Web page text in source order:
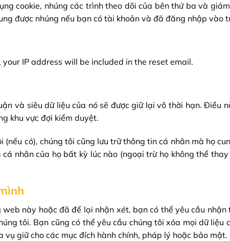
cookie, nhúng các trình theo dõi của bên thứ ba và
được nhúng nếu bạn có tài khoản và đã đăng nhập vào
IP address will be included in the reset email.
và siêu dữ liệu của nó sẽ được giữ lại vô thời hạn. Điều
khu vực đợi kiểm duyệt.
có), chúng tôi cũng lưu trữ thông tin cá nhân mà họ
nhân của họ bất kỳ lúc nào (ngoại trừ họ không thể
này hoặc đã để lại nhận xét, bạn có thể yêu cầu
tôi. Bạn cũng có thể yêu cầu chúng tôi xóa mọi dữ
giữ cho các mục đích hành chính, pháp lý hoặc bảo mật.